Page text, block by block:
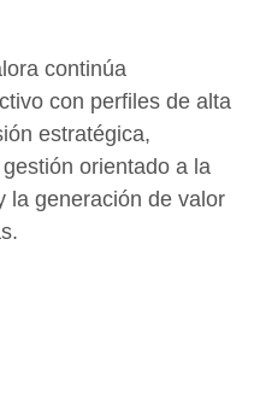
continúa
con perfiles de alta
estratégica,
orientado a la
la generación de valor